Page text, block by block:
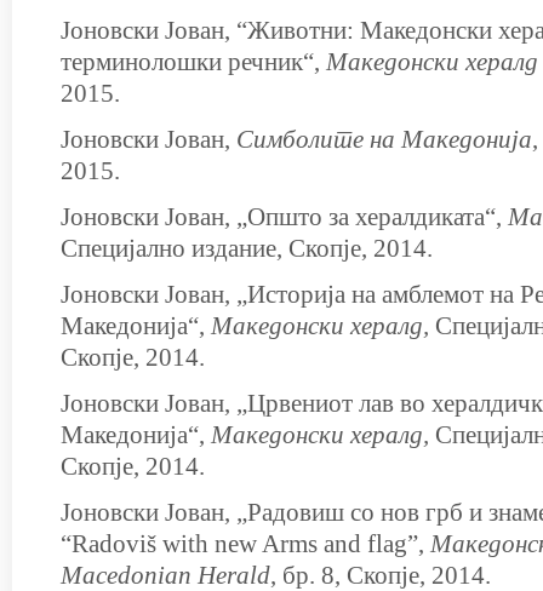
Јоновски Јован, “Животни: Maкедонски
терминолошки речник“, Македонски хералд
2015.
Јоновски Јован, Симболите на Македонија
2015.
Јоновски Јован, „Општо за хералдиката“,
Специјално издание, Скопје, 2014.
Јоновски Јован, „Историја на амблемот на
Македонија“, Македонски хералд,
Скопје, 2014.
Јоновски Јован, „Црвениот лав во
Македонија“, Македонски хералд,
Скопје, 2014.
Јоновски Јован, „Радовиш со нов грб и
“Radoviš with new Arms and flag”,
Macedonian Herald, бр. 8, Скопје, 2014.